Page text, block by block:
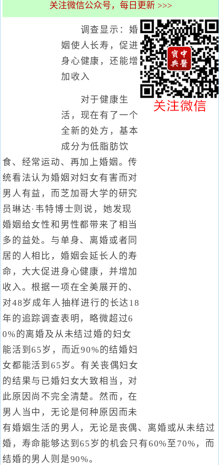
关注微信公众号，每日更新 >>>
调查显示：婚
姻使人长寿，促进
身心健康，还能增
加收入
对于健康生
活，现在有了一个
全新的处方，基本
成分为低脂肪饮
食、经常运动、再加上婚姻。传
统看法认为婚姻对妇女有害而对
男人有益，而芝加哥大学的研究
员琳达·韦特博士则说，她发现
婚姻给女性和男性都带来了相当
多的益处。与单身、离婚或者同
居的人相比，婚姻会延长人的寿
命，大大促进身心健康，并增加
收入。根据一项在全美展开的、
对48岁成年人抽样进行的长达18
年的追踪调查表明，略微超过6
0%的离婚及从未结过婚的妇女
能活到65岁，而近90%的结婚妇
女都能活到65岁。有关丧偶妇女
的结果与已婚妇女大致相当，对
此原因尚不完全清楚。然而，在
男人当中，无论是何种原因而未
有婚姻生活的男人，无论是丧偶、离婚或从未结过
婚，寿命能够达到65岁的机会只有60%至70%，而
结婚的男人则是90%。